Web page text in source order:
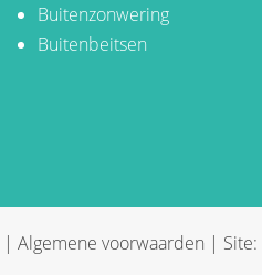
Buitenzonwering
Buitenbeitsen
| Algemene voorwaarden | Site: